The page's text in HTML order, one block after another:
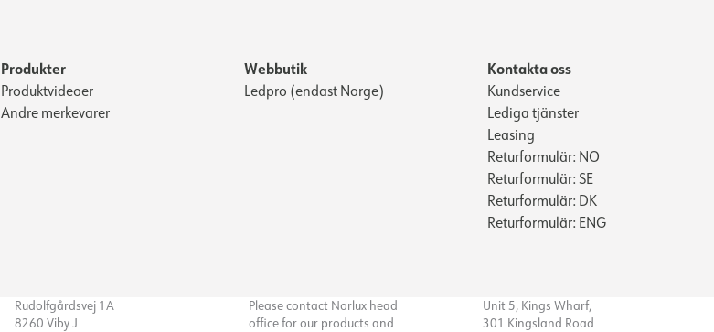
Produkter
Produktvideoer
Andre merkevarer
Webbutik
Ledpro (endast Norge)
Kontakta oss
Kundservice
Lediga tjänster
Leasing
Returformulär: NO
Returformulär: SE
Returformulär: DK
Returformulär: ENG
Rudolfgårdsvej 1A
8260 Viby J
Please contact Norlux head
office for our products and
Unit 5, Kings Wharf,
301 Kingsland Road